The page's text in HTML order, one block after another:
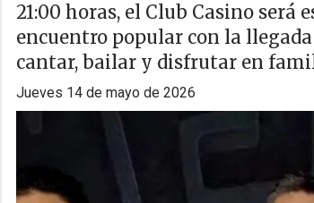
21:00 horas, el Club Casino será
encuentro popular con la llegada
cantar, bailar y disfrutar en
jueves 14 de mayo de 2026